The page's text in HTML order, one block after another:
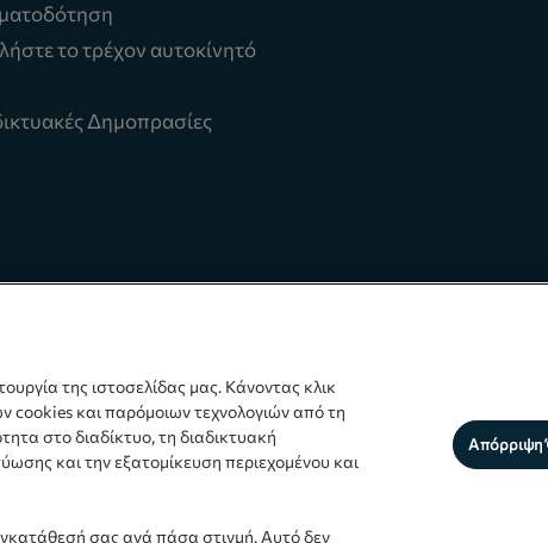
το τρέχον αυτοκίνητό
Δημοπρασίες
της ιστοσελίδας μας. Κάνοντας κλικ
cookies και παρόμοιων τεχνολογιών από τη
στο διαδίκτυο, τη διαδικτυακή
και την εξατομίκευση περιεχομένου και
σας ανά πάσα στιγμή. Αυτό δεν